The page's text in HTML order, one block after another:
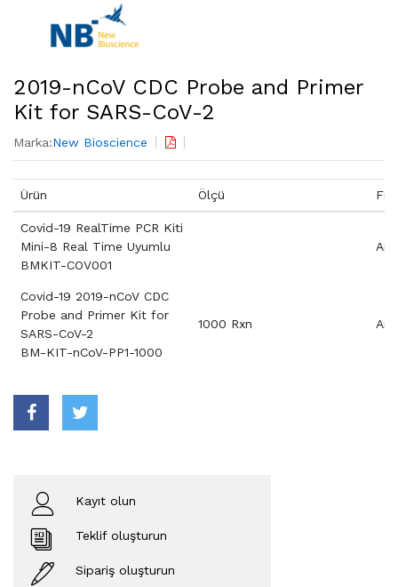
2019-nCoV CDC Probe and Primer
Kit for SARS-CoV-2
Marka:New Bioscience
Ürün Ölçü
Covid-19 RealTime PCR Kiti
Mini-8 Real Time Uyumlu
BMKIT-COV001
Covid-19 2019-nCoV CDC
Probe and Primer Kit for
SARS-CoV-2
BM-KIT-nCoV-PP1-1000
1000 Rxn
Kayıt olun
Teklif oluşturun
Sipariş oluşturun